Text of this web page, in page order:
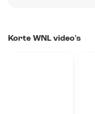
Korte WNL video's